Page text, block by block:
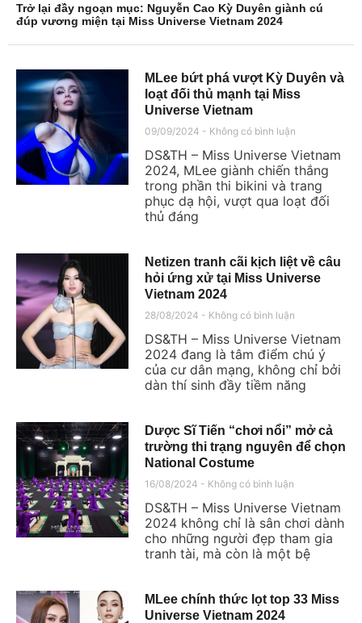
Trở lại đầy ngoạn mục: Nguyễn Cao Kỳ Duyên giành cú
đúp vương miện tại Miss Universe Vietnam 2024
MLee bứt phá vượt Kỳ Duyên và
loạt đối thủ mạnh tại Miss
Universe Vietnam
09/09/2024 Không có bình luận
DS&TH – Miss Universe Vietnam
2024, MLee giành chiến thắng
trong phần thi bikini và trang
phục dạ hội, vượt qua loạt đối
thủ đáng
Netizen tranh cãi kịch liệt về câu
hỏi ứng xử tại Miss Universe
Vietnam 2024
28/08/2024 Không có bình luận
DS&TH – Miss Universe Vietnam
2024 đang là tâm điểm chú ý
của cư dân mạng, không chỉ bởi
dàn thí sinh đầy tiềm năng
Dược Sĩ Tiến “chơi nổi” mở cả
trường thi trạng nguyên để chọn
National Costume
16/08/2024 Không có bình luận
DS&TH – Miss Universe Vietnam
2024 không chỉ là sân chơi dành
cho những người đẹp tham gia
tranh tài, mà còn là một bệ
MLee chính thức lọt top 33 Miss
Universe Vietnam 2024